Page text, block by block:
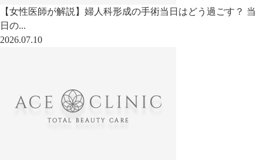
【女性医師が解説】婦人科形成の手術当日はどう過ごす？ 当
日の...
2026.07.10